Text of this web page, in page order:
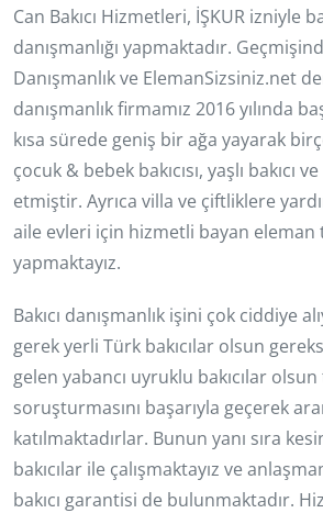
Can Bakıcı Hizmetleri, İŞKUR izniyle
danışmanlığı yapmaktadır.
Danışmanlık ve ElemanSizsiniz.net
danışmanlık firmamız 2016 yılında
kısa sürede geniş bir ağa yayarak
çocuk & bebek bakıcısı, yaşlı bakıcı
etmiştir. Ayrıca villa ve çiftliklere
aile evleri için hizmetli bayan eleman
yapmaktayız.
Bakıcı danışmanlık işini çok ciddiye
gerek yerli Türk bakıcılar olsun
gelen yabancı uyruklu bakıcılar
soruşturmasını başarıyla geçerek
katılmaktadırlar. Bunun yanı sıra
bakıcılar ile çalışmaktayız ve
bakıcı garantisi de bulunmaktadır.